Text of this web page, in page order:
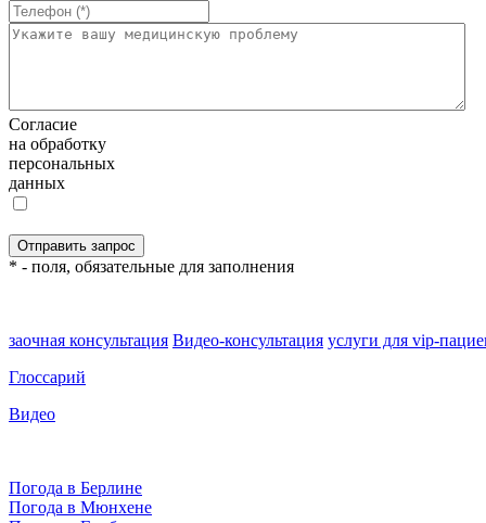
Согласие
на обработку
персональных
данных
* - поля, обязательные для заполнения
заочная консультация Видео-консультация услуги для vip-
Глоссарий
Видео
Погода в Берлине
Погода в Мюнхене